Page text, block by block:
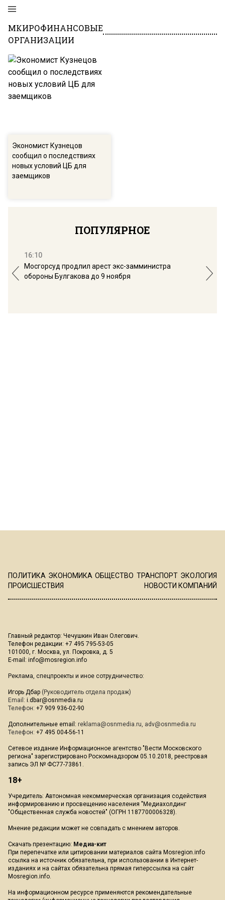
МКИРОФИНАНСОВЫЕ
ОРГАНИЗАЦИИ
Экономист Кузнецов
сообщил о последствиях
новых условий ЦБ для
заемщиков
ПОПУЛЯРНОЕ
16:10
Мосгорсуд продлил арест экс-замминистра
обороны Булгакова до 9 ноября
ПОЛИТИКА ЭКОНОМИКА ОБЩЕСТВО ТРАНСПОРТ ЭКОЛОГИЯ
ПРОИСШЕСТВИЯ
НОВОСТИ КОМПАНИЙ
Главный редактор: Чечушкин Иван Олегович.
Телефон редакции: +7 495 795-53-05
101000, г. Москва, ул. Покровка, д. 5
E-mail: info@mosregion.info
Реклама, спецпроекты и иное сотрудничество:
Игорь Дбар (Руководитель отдела продаж)
Email: i.dbar@osnmedia.ru
Телефон: +7 909 936-02-90
Дополнительные email: reklama@osnmedia.ru, adv@osnmedia.ru
Телефон: +7 495 004-56-11
Сетевое издание Информационное агентство "Вести Московского
региона" зарегистрировано Роскомнадзором 05.10.2018, реестровая
запись ЭЛ № ФС77-73861.
18+
Учредитель: Автономная некоммерческая организация содействия
информированию и просвещению населения "Медиахолдинг
"Общественная служба новостей" (ОГРН 1187700006328).
Мнение редакции может не совпадать с мнением авторов.
Скачать презентацию: Медиа-кит
При перепечатке или цитировании материалов сайта Mosregion.info
ссылка на источник обязательна, при использовании в Интернет-
изданиях и на сайтах обязательна прямая гиперссылка на сайт
Mosregion.info.
На информационном ресурсе применяются рекомендательные